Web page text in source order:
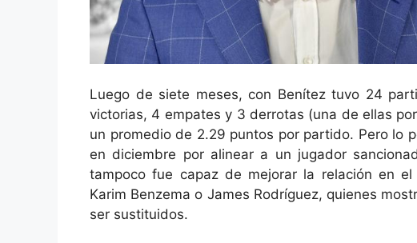
Luego de siete meses, con Benítez tuvo 24
victorias, 4 empates y 3 derrotas (una de ellas
un promedio de 2.29 puntos por partido. Pero lo
en diciembre por alinear a un jugador
tampoco fue capaz de mejorar la relación en
Karim Benzema o James Rodríguez, quienes
ser sustituidos.